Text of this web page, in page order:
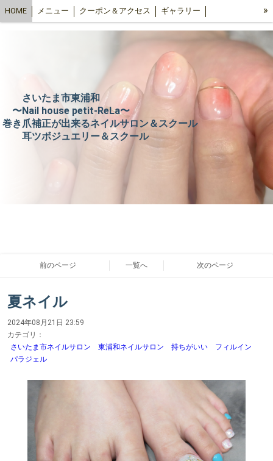
HOME メニュー クーポン＆アクセス ギャラリー
オンラインショップ（ビューティ） スクール
»
さいたま市東浦和
〜Nail house petit-ReLa〜
巻き爪補正が出来るネイルサロン＆スクール
耳ツボジュエリー＆スクール
前のページ 一覧へ 次のページ
夏ネイル
2024年08月21日 23:59
カテゴリ：
さいたま市ネイルサロン 東浦和ネイルサロン 持ちがいい フィルイン
パラジェル